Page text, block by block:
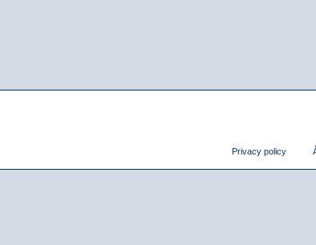
Privacy policy